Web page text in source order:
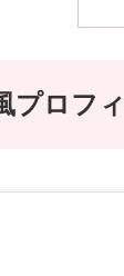
プロフ